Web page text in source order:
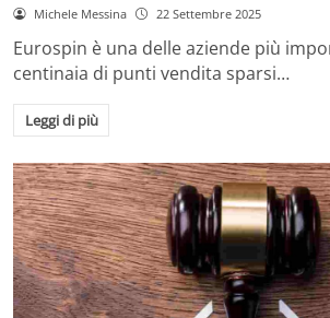
Michele Messina 22 Settembre 2025
Eurospin è una delle aziende più
centinaia di punti vendita sparsi…
Leggi di più